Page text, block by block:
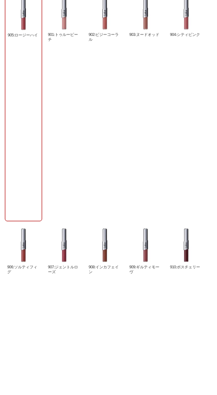
905:ロージーハイ
901:トゥルーピー
チ
902:ビジーコーラ
ル
903:ヌードオッド 904:シティピンク
906:ソルティフィ
グ
907:ジェントルロ
ーズ
908:インカフェイ
ン
909:ギルティモー
ヴ
910:ボスチェリー